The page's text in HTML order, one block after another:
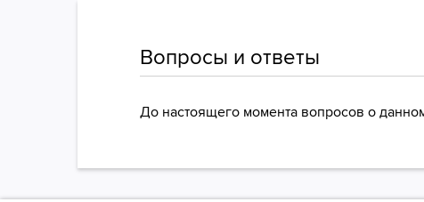
Вопросы и ответы
До настоящего момента вопросов о